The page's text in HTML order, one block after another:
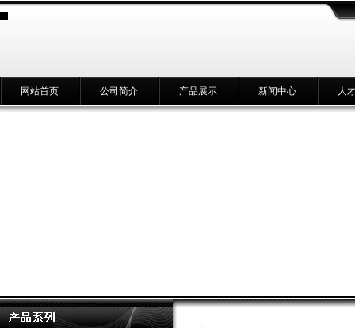
网站首页 公司简介 产品展示 新闻中心 人